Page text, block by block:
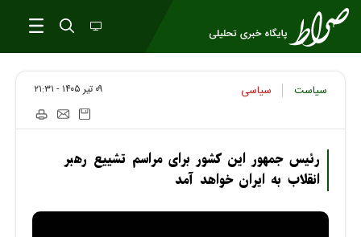
سیاست سیاسی ۰۹ تير ۱۴۰۵ - ۲۱:۳۱
رئیس جمهور این کشور برای مراسم تشییع رهبر
انقلاب به ایران خواهد آمد